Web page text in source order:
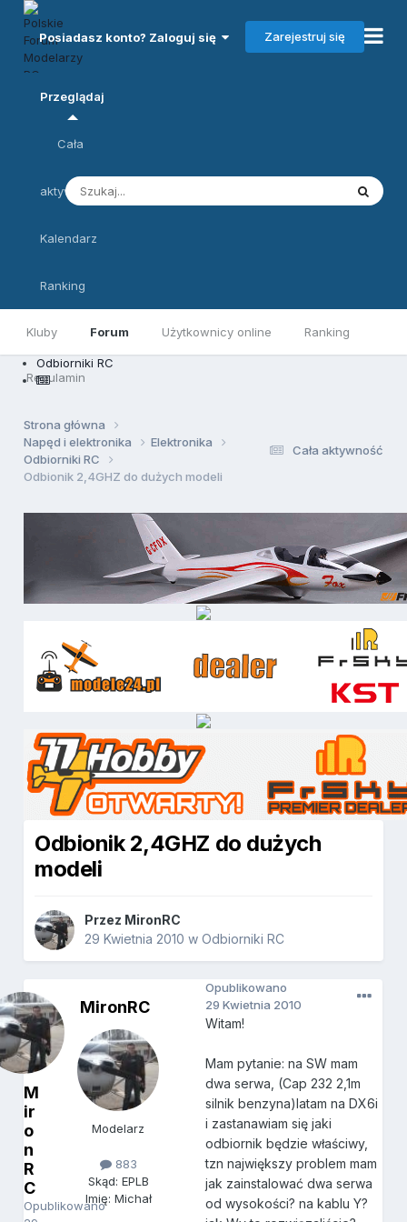
Posiadasz konto? Zaloguj się Zarejestruj się
Przeglądaj
Kluby Forum Użytkownicy online Ranking
Regulamin
Cała
aktywność
Kalendarz
Ranking
Odbiorniki RC
Cała aktywność
Strona główna
Napęd i elektronika
Elektronika
Odbiorniki RC
Odbionik 2,4GHZ do dużych modeli
Odbionik 2,4GHZ do dużych
modeli
Przez MironRC
29 Kwietnia 2010 wOdbiorniki RC
M
ir
o
n
R
C
Opublikowano
MironRC
Modelarz
883
Skąd: EPLB
Imię: Michał
Opublikowano
29 Kwietnia 2010
Witam!
Mam pytanie: na SW mam
dwa serwa, (Cap 232 2,1m
silnik benzyna)latam na DX6i
i zastanawiam się jaki
odbiornik będzie właściwy,
tzn największy problem mam
jak zainstalować dwa serwa
od wysokości? na kablu Y?